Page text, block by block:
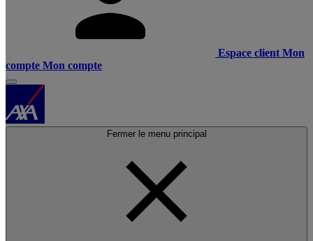
Espace client Mon
compte Mon compte
Fermer le menu principal